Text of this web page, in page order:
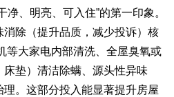
净、明亮、可入住”的第一印象。
除（提升品质，减少投诉）核
等大家电内部清洗、全屋臭氧或
垫）清洁除螨、源头性异味
理。这部分投入能显著提升房屋